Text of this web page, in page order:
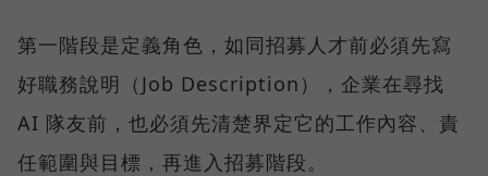
第一階段是定義角色，如同招募人才前必須先寫
好職務說明（Job Description），企業在尋找
AI 隊友前，也必須先清楚界定它的工作內容、責
任範圍與目標，再進入招募階段。